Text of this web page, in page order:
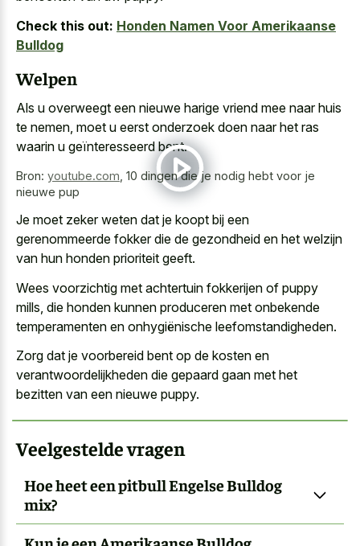
Check this out: Honden Namen Voor Amerikaanse
Bulldog
Welpen
Als u overweegt een nieuwe harige vriend mee naar huis
te nemen, moet u eerst onderzoek doen naar het ras
waarin u geïnteresseerd bent.
Bron: youtube.com 10 dingen die je nodig hebt voor je
nieuwe pup
Je moet zeker weten dat je koopt bij een
gerenommeerde fokker die de gezondheid en het welzijn
van hun honden prioriteit geeft.
Wees voorzichtig met achtertuin fokkerijen of puppy
mills , die honden kunnen produceren met onbekende
temperamenten en onhygiënische leefomstandigheden.
Zorg dat je voorbereid bent op de kosten en
verantwoordelijkheden die gepaard gaan met het
bezitten van een nieuwe puppy.
Veelgestelde vragen
Hoe heet een pitbull Engelse Bulldog
mix?